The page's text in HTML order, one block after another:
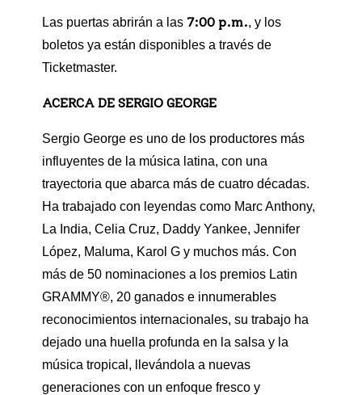
Las puertas abrirán a las 7:00 p.m., y los
boletos ya están disponibles a través de
Ticketmaster.
ACERCA DE SERGIO GEORGE
Sergio George es uno de los productores más
influyentes de la música latina, con una
trayectoria que abarca más de cuatro décadas.
Ha trabajado con leyendas como Marc Anthony,
La India, Celia Cruz, Daddy Yankee, Jennifer
López, Maluma, Karol G y muchos más. Con
más de 50 nominaciones a los premios Latin
GRAMMY®, 20 ganados e innumerables
reconocimientos internacionales, su trabajo ha
dejado una huella profunda en la salsa y la
música tropical, llevándola a nuevas
generaciones con un enfoque fresco y